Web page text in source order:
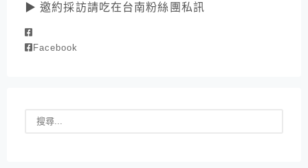
▶ 邀約採訪請吃在台南粉絲團私訊
Facebook